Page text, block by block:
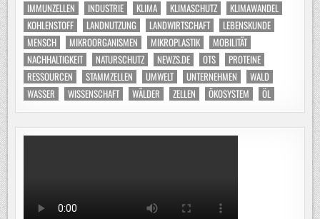
IMMUNZELLEN INDUSTRIE KLIMA KLIMASCHUTZ
KLIMAWANDEL
KOHLENSTOFF
LANDNUTZUNG LANDWIRTSCHAFT
LEBENSKUNDE
MENSCH
MIKROORGANISMEN MIKROPLASTIK
MOBILITÄT
NACHHALTIGKEIT
NATURSCHUTZ NEWZS.DE OTS
PROTEINE
RESSOURCEN
STAMMZELLEN UMWELT UNTERNEHMEN
WALD
WASSER
WISSENSCHAFT WÄLDER ZELLEN ÖKOSYSTEM ÖL